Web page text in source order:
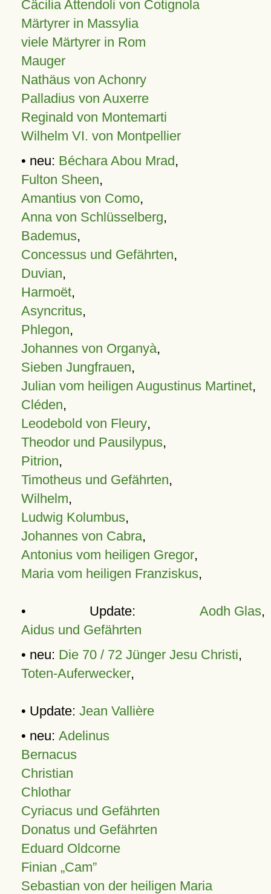
Cäcilia Attendoli von Cotignola
Märtyrer in Massylia
viele Märtyrer in Rom
Mauger
Nathäus von Achonry
Palladius von Auxerre
Reginald von Montemarti
Wilhelm VI. von Montpellier
• neu: Béchara Abou Mrad,
Fulton Sheen,
Amantius von Como,
Anna von Schlüsselberg,
Bademus,
Concessus und Gefährten,
Duvian,
Harmoët,
Asyncritus,
Phlegon,
Johannes von Organyà,
Sieben Jungfrauen,
Julian vom heiligen Augustinus Martinet,
Cléden,
Leodebold von Fleury,
Theodor und Pausilypus,
Pitrion,
Timotheus und Gefährten,
Wilhelm,
Ludwig Kolumbus,
Johannes von Cabra,
Antonius vom heiligen Gregor,
Maria vom heiligen Franziskus,
• Update: Aodh Glas,
Aidus und Gefährten
• neu: Die 70 / 72 Jünger Jesu Christi,
Toten-Auferwecker,
• Update: Jean Vallière
• neu: Adelinus
Bernacus
Christian
Chlothar
Cyriacus und Gefährten
Donatus und Gefährten
Eduard Oldcorne
Finian Cam
Sebastian von der heiligen Maria